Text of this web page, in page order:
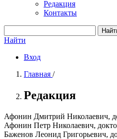
Редакция
Контакты
Найти
Вход
Главная /
Редакция
Афонин Дмитрий Николаевич,
Афонин Петр Николаевич,
Баженов Леонид Григорьевич,